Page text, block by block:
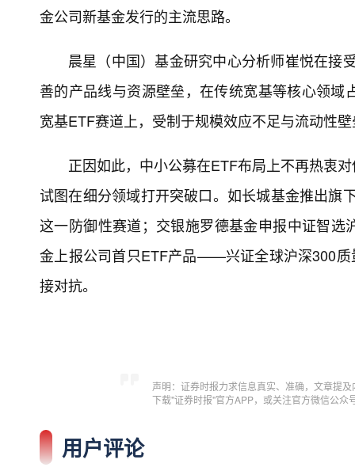
金公司新基金发行的主流思路。
晨星（中国）基金研究中心分析师崔悦在接
善的产品线与资源壁垒，在传统宽基等核心领
宽基ETF赛道上，受制于规模效应不足与流动性
正因如此，中小公募在ETF布局上不再热衷
试图在细分领域打开突破口。如长城基金推出
这一防御性赛道；交银施罗德基金申报中证智
金上报公司首只ETF产品——兴证全球沪深300质
接对抗。
声明：证券时报力求信息真实、准确，文章提
下载"证券时报"官方APP，或关注官方微信公
用户评论